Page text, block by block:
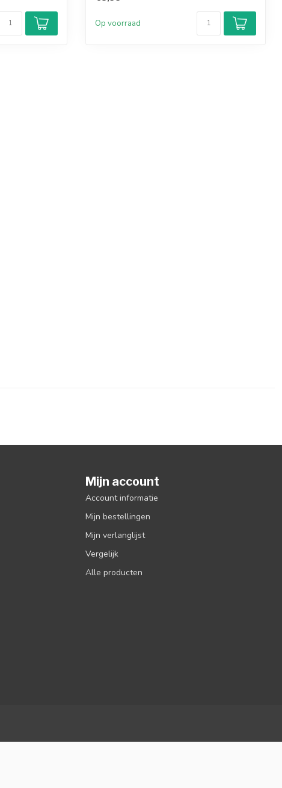
Op voorraad
Mijn account
Account informatie
Mijn bestellingen
Mijn verlanglijst
Vergelijk
Alle producten